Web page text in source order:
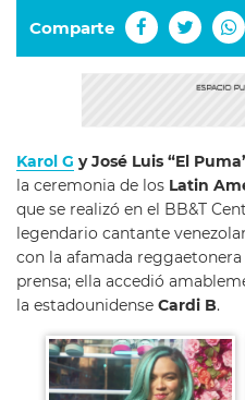
Comparte
Karol G y José Luis “El
la ceremonia de los Latin
que se realizó en el
BB&T
legendario cantante
con la afamada
prensa; ella accedió
la estadounidense Cardi B.